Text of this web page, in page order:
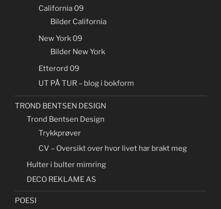
California 09
Bilder California
New York 09
Bilder New York
Etterord 09
UT PÅ TUR – blog i bokform
TROND BENTSEN DESIGN
Trond Bentsen Design
Trykkprøver
CV – Oversikt over hvor livet har brakt meg
Hulter i bulter mimring
DECO REKLAME AS
POESI